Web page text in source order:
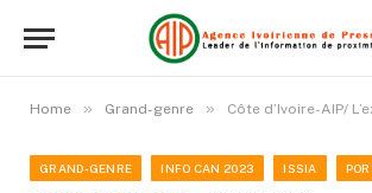
Home » Grand-genre » Côte d’Ivoire-AIP/ L’ex-international Guy Marc Gaoté évoque sa carrière de
GRAND-GENRE INFO CAN 2023 ISSIA